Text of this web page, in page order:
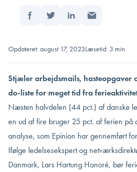
Opdateret: august 17, 2023Læsetid: 3 min
Stjæler arbejdsmails, hasteopgaver
do-liste for meget tid fra
Næsten halvdelen (44 pct.) af danske
en ud af fire bruger 25 pct. af ferien på
analyse, som Epinion har gennemført
Ifølge ledelsesekspert og
Danmark, Lars Hartung Honoré, bør